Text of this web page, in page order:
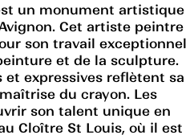
un monument artistique
Cet artiste peintre
son travail exceptionnel
et de la sculpture.
expressives reflètent sa
du crayon. Les
son talent unique en
Cloître St Louis, où il est